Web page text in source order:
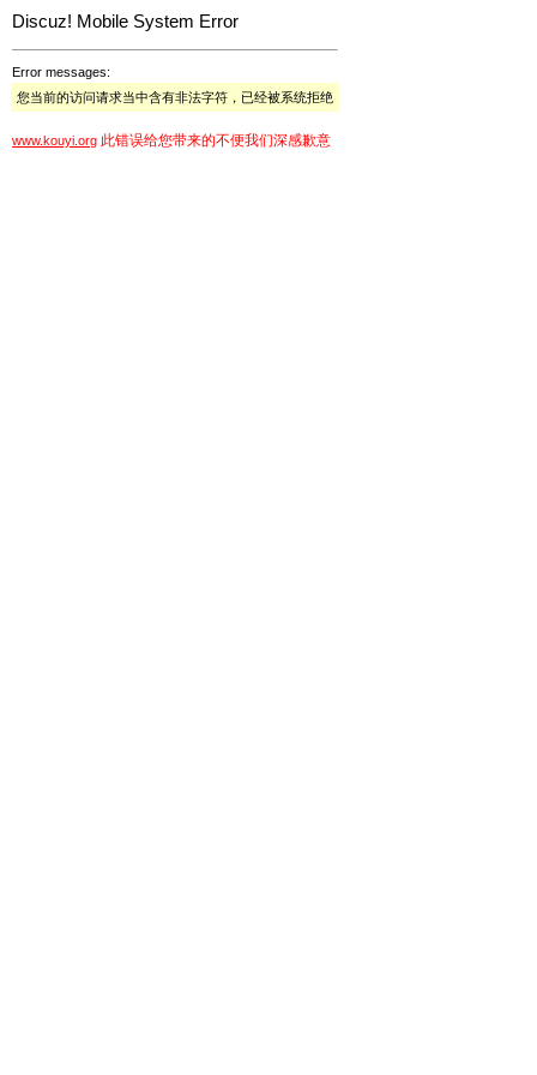
Discuz! Mobile System Error
Error messages:
您当前的访问请求当中含有非法字符，已经被系统拒绝
www.kouyi.org 此错误给您带来的不便我们深感歉意